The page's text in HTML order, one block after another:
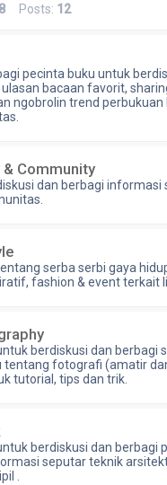
8 Posts: 12
pecinta buku untuk
ulasan bacaan favorit,
ngobrolin trend perbukuan
& Community
dan berbagi informasi
serba serbi gaya
fashion & event terkait
berdiskusi dan berbagi
tentang fotografi (amatir
tutorial, tips dan trik.
berdiskusi dan berbagi
seputar teknik
.